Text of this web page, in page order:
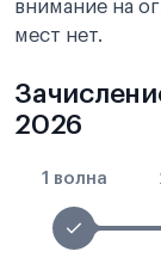
внимание на
мест нет.
2026
1 волна